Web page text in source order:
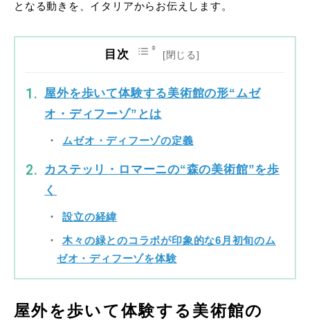
となる動きを、イタリアからお伝えします。
目次
屋外を歩いて体験する美術館の形“ムゼ
オ・ディフーゾ”とは
ムゼオ・ディフーゾの定義
カステッリ・ロマーニの“森の美術館”を歩
く
設立の経緯
木々の緑とのコラボが印象的な6月初旬のム
ゼオ・ディフーゾを体験
屋外を歩いて体験する美術館の